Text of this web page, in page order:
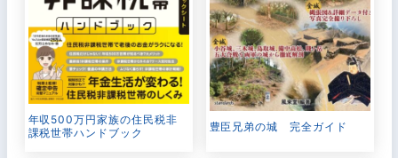
年収500万円家族の住民税非
課税世帯ハンドブック
豊臣兄弟の城 完全ガイド